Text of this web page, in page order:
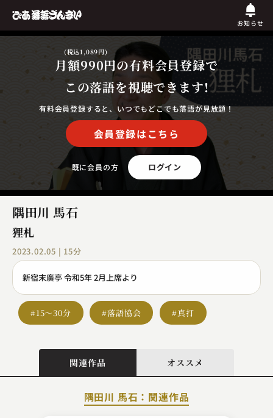
お知らせ
月額990円
(税込1,089円)
の有料会員登録で
この落語を視聴できます!
有料会員登録すると、いつでもどこでも落語が見放題！
会員登録はこちら
既に会員の方 ログイン
隅田川 馬石
狸札
2023.02.05 | 15分
新宿末廣亭 令和5年 2月上席より
#15～30分 #落語協会 #真打
関連作品 オススメ
隅田川 馬石：関連作品